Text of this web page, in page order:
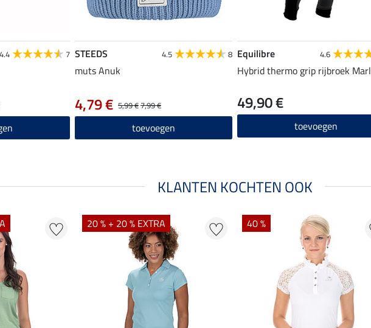
4.4 7 STEEDS 4.5 8
muts Anuk
5,99 €7,99 €
4,79 €
toevoegen
Equilibre 4.6
Hybrid thermo grip rijbroek
49,90 €
toevoegen
KLANTEN KOCHTEN OOK
20 % + 20 % EXTRA 40 %